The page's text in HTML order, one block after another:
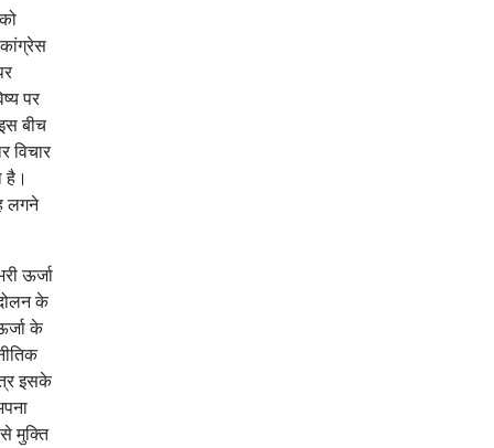
पर
बीच
विचार
है।
लगने
ऊर्जा
के
के
इसके
मुक्ति